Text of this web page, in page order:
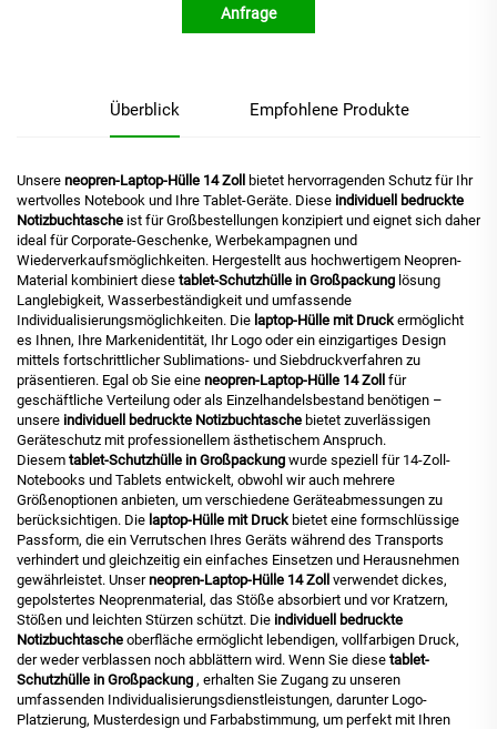
Anfrage
Überblick Empfohlene Produkte
Unsere neopren-Laptop-Hülle 14 Zoll bietet hervorragenden Schutz für Ihr
wertvolles Notebook und Ihre Tablet-Geräte. Diese individuell bedruckte
Notizbuchtasche ist für Großbestellungen konzipiert und eignet sich daher
ideal für Corporate-Geschenke, Werbekampagnen und
Wiederverkaufsmöglichkeiten. Hergestellt aus hochwertigem Neopren-
Material kombiniert diese tablet-Schutzhülle in Großpackung lösung
Langlebigkeit, Wasserbeständigkeit und umfassende
Individualisierungsmöglichkeiten. Die laptop-Hülle mit Druck ermöglicht
es Ihnen, Ihre Markenidentität, Ihr Logo oder ein einzigartiges Design
mittels fortschrittlicher Sublimations- und Siebdruckverfahren zu
präsentieren. Egal ob Sie eine neopren-Laptop-Hülle 14 Zoll für
geschäftliche Verteilung oder als Einzelhandelsbestand benötigen –
unsere individuell bedruckte Notizbuchtasche bietet zuverlässigen
Geräteschutz mit professionellem ästhetischem Anspruch.
Diesem tablet-Schutzhülle in Großpackung wurde speziell für 14-Zoll-
Notebooks und Tablets entwickelt, obwohl wir auch mehrere
Größenoptionen anbieten, um verschiedene Geräteabmessungen zu
berücksichtigen. Die laptop-Hülle mit Druck bietet eine formschlüssige
Passform, die ein Verrutschen Ihres Geräts während des Transports
verhindert und gleichzeitig ein einfaches Einsetzen und Herausnehmen
gewährleistet. Unserneopren-Laptop-Hülle 14 Zoll verwendet dickes,
gepolstertes Neoprenmaterial, das Stöße absorbiert und vor Kratzern,
Stößen und leichten Stürzen schützt. Die individuell bedruckte
Notizbuchtasche oberfläche ermöglicht lebendigen, vollfarbigen Druck,
der weder verblassen noch abblättern wird. Wenn Sie diese tablet-
Schutzhülle in Großpackung , erhalten Sie Zugang zu unseren
umfassenden Individualisierungsdienstleistungen, darunter Logo-
Platzierung, Musterdesign und Farbabstimmung, um perfekt mit Ihren